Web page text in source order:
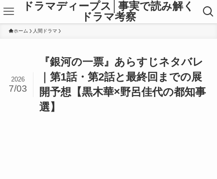
ドラマディープス│事実で読み解く
ドラマ考察
ホーム 人間ドラマ
『銀河の一票』あらすじネタバレ
｜第1話・第2話と最終回までの展
開予想【黒木華×野呂佳代の都知事
選】
2026
7/03